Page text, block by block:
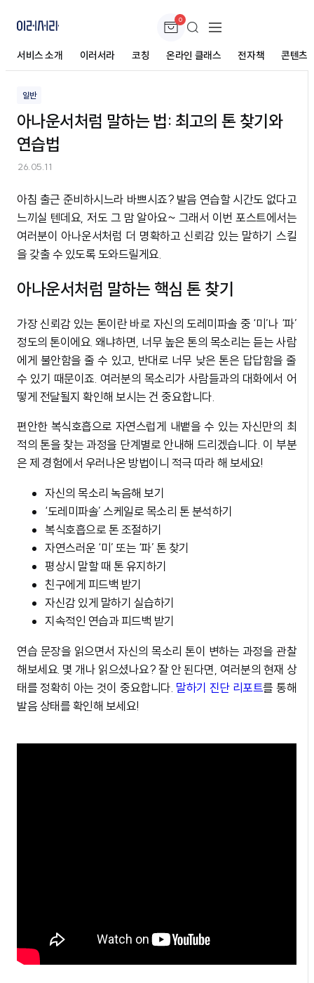
0
서비스 소개 이러서라 코칭 온라인 클래스 전자책 콘텐츠
아나운서처럼 말하는 법: 최고의 톤 찾기와 연습법
일반
아나운서처럼 말하는 법: 최고의 톤 찾기와
연습법
26.05.11
아침 출근 준비하시느라 바쁘시죠? 발음 연습할 시간도 없다고
느끼실 텐데요, 저도 그 맘 알아요~ 그래서 이번 포스트에서는
여러분이 아나운서처럼 더 명확하고 신뢰감 있는 말하기 스킬
을 갖출 수 있도록 도와드릴게요.
아나운서처럼 말하는 핵심 톤 찾기
가장 신뢰감 있는 톤이란 바로 자신의 도레미파솔 중 ‘미’나 ‘파’
정도의 톤이에요. 왜냐하면, 너무 높은 톤의 목소리는 듣는 사람
에게 불안함을 줄 수 있고, 반대로 너무 낮은 톤은 답답함을 줄
수 있기 때문이죠. 여러분의 목소리가 사람들과의 대화에서 어
떻게 전달될지 확인해 보시는 건 중요합니다.
편안한 복식호흡으로 자연스럽게 내뱉을 수 있는 자신만의 최
적의 톤을 찾는 과정을 단계별로 안내해 드리겠습니다. 이 부분
은 제 경험에서 우러나온 방법이니 적극 따라 해 보세요!
자신의 목소리 녹음해 보기
‘도레미파솔’ 스케일로 목소리 톤 분석하기
복식호흡으로 톤 조절하기
자연스러운 ‘미’ 또는 ‘파’ 톤 찾기
평상시 말할 때 톤 유지하기
친구에게 피드백 받기
자신감 있게 말하기 실습하기
지속적인 연습과 피드백 받기
연습 문장을 읽으면서 자신의 목소리 톤이 변하는 과정을 관찰
해보세요. 몇 개나 읽으셨나요? 잘 안 된다면, 여러분의 현재 상
태를 정확히 아는 것이 중요합니다. 말하기 진단 리포트를 통해
발음 상태를 확인해 보세요!